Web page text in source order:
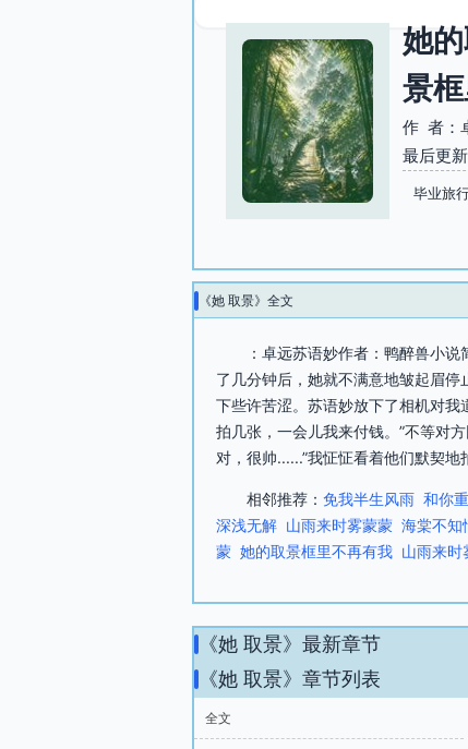
她
景
作 者：
最后更
毕业旅
《她 取景》全文
：卓远苏语妙作者：鸭醉兽小
了几分钟后，她就不满意地皱起眉停
下些许苦涩。苏语妙放下了相机对我
拍几张，一会儿我来付钱。”不等对
对，很帅......”我怔怔看着他们默
相邻推荐： 免我半生风雨 和你
深浅无解 山雨来时雾蒙蒙 海棠不知
蒙 她的取景框里不再有我 山雨来时
《她 取景》最新章节
《她 取景》章节列表
全文